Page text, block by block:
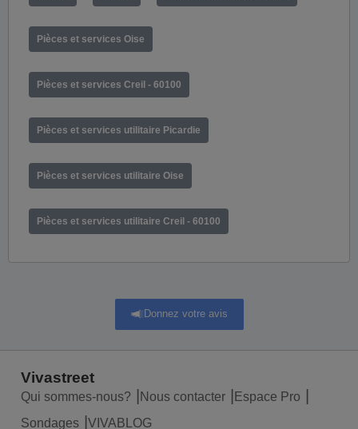
Pièces et services Oise
Pièces et services Creil - 60100
Pièces et services utilitaire Picardie
Pièces et services utilitaire Oise
Pièces et services utilitaire Creil - 60100
Donnez votre avis
Vivastreet
Qui sommes-nous? Nous contacter
Espace Pro
Sondages
VIVABLOG